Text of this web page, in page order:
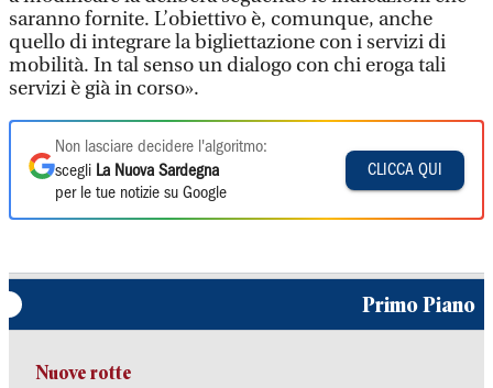
saranno fornite. L’obiettivo è, comunque, anche
quello di integrare la bigliettazione con i servizi di
mobilità. In tal senso un dialogo con chi eroga tali
servizi è già in corso».
Non lasciare decidere l'algoritmo:
scegli La Nuova Sardegna
per le tue notizie su Google
CLICCA QUI
Primo Piano
Nuove rotte